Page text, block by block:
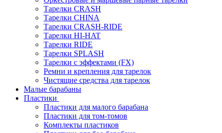
Тарелки CRASH
Тарелки CHINA
Тарелки CRASH-RIDE
Тарелки HI-HAT
Тарелки RIDE
Тарелки SPLASH
Тарелки с эффектами (FX)
Ремни и крепления для тарелок
Чистящие средства для тарелок
Малые барабаны
Пластики
Пластики для малого барабана
Пластики для том-томов
Комплекты пластиков